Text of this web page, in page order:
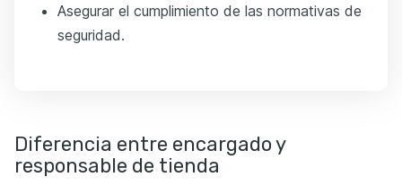
Asegurar el cumplimiento de las normativas de
seguridad.
Diferencia entre encargado y
responsable de tienda